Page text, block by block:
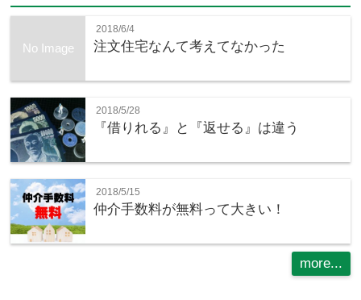
No Image
2018/6/4
注文住宅なんて考えてなかった
2018/5/28
『借りれる』と『返せる』は違う
2018/5/15
仲介手数料が無料って大きい！
more...